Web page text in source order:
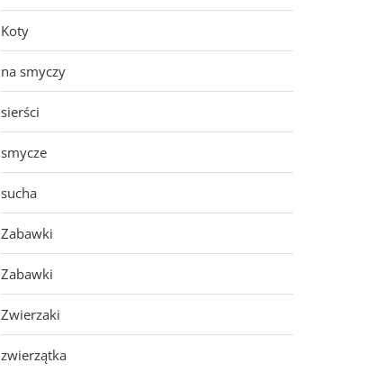
Koty
na smyczy
sierści
smycze
sucha
Zabawki
Zabawki
Zwierzaki
zwierzątka